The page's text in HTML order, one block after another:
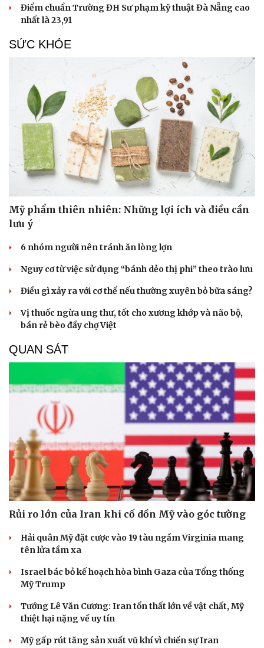
Tư vấn
Săn Tour
check-in
Câu chuyện thời sự
Đọc truyện đêm khuya
Cửa sổ tình yêu
Kể chuyện cho bé
Điểm chuẩn Trường ĐH Sư phạm kỹ thuật Đà Nẵng cao
nhất là 23,91
SỨC KHỎE
Mỹ phẩm thiên nhiên: Những lợi ích và điều cần
lưu ý
6 nhóm người nên tránh ăn lòng lợn
Nguy cơ từ việc sử dụng “bánh dẻo thị phi” theo trào lưu
Điều gì xảy ra với cơ thể nếu thường xuyên bỏ bữa sáng?
Vị thuốc ngừa ung thư, tốt cho xương khớp và não bộ,
bán rẻ bèo đầy chợ Việt
QUAN SÁT
Rủi ro lớn của Iran khi cố dồn Mỹ vào góc tường
Hải quân Mỹ đặt cược vào 19 tàu ngầm Virginia mang
tên lửa tầm xa
Israel bác bỏ kế hoạch hòa bình Gaza của Tổng thống
Mỹ Trump
Tướng Lê Văn Cương: Iran tổn thất lớn về vật chất, Mỹ
thiệt hại nặng về uy tín
Mỹ gấp rút tăng sản xuất vũ khí vì chiến sự Iran